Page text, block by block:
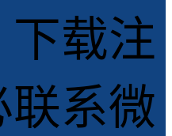
下载注
联系微